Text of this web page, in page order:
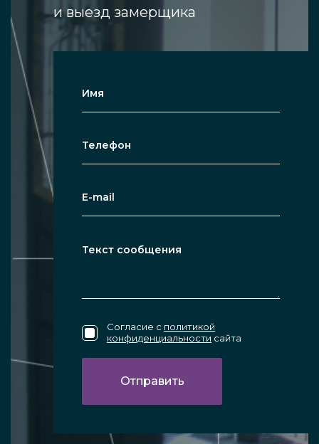
и выезд замерщика
Согласие с политикой
конфиденциальности сайта